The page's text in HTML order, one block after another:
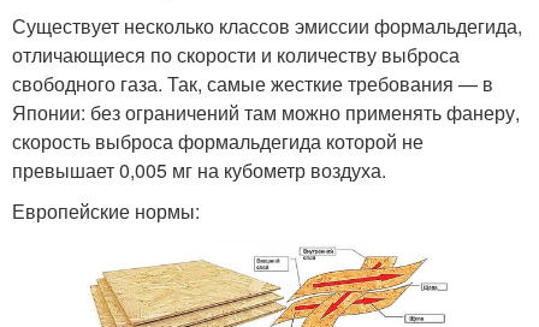
Существует несколько классов эмиссии формальдегида,
отличающиеся по скорости и количеству выброса
свободного газа. Так, самые жесткие требования — в
Японии: без ограничений там можно применять фанеру,
скорость выброса формальдегида которой не
превышает 0,005 мг на кубометр воздуха.
Европейские нормы: